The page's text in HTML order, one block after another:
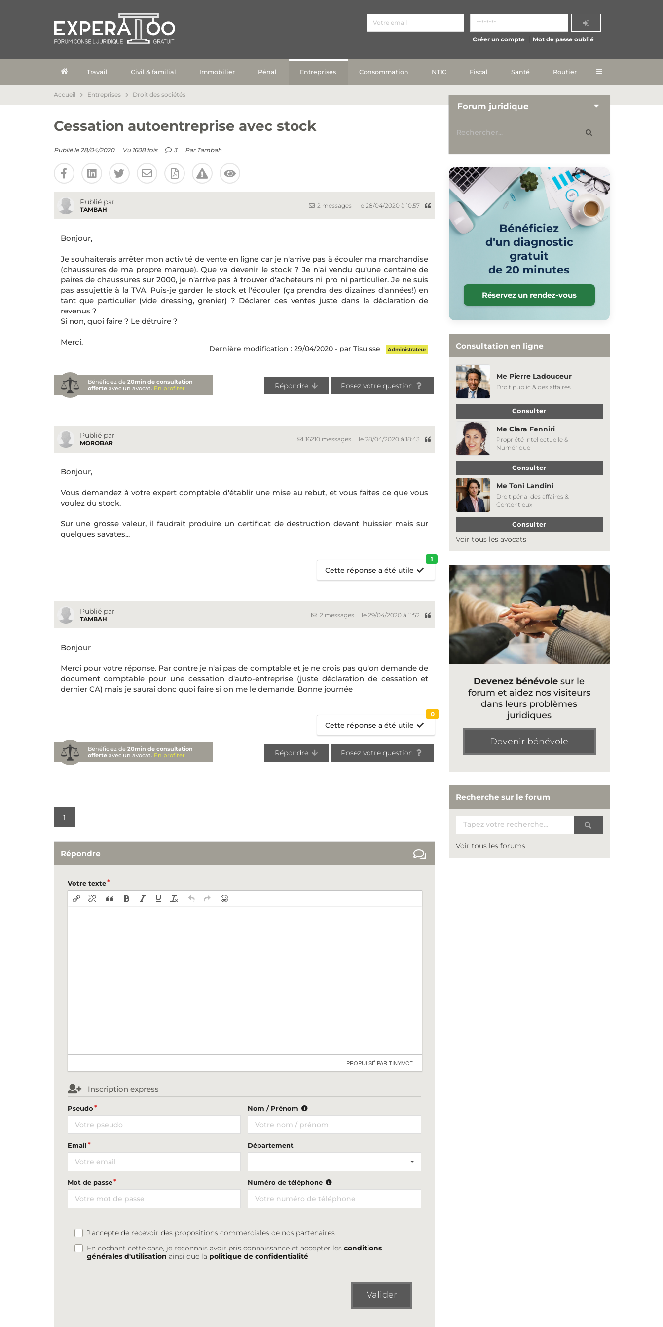
Créer un compte Mot de passe oublié
Travail Civil & familial Immobilier Pénal Entreprises Consommation NTIC Fiscal Santé Routier
Accueil Entreprises Droit des sociétés
Cessation autoentreprise avec stock
Publié le 28/04/2020 Vu 1608 fois 3 Par Tambah
Publié par
TAMBAH
2 messages le 28/04/2020 à 10:57
Bonjour,
Je souhaiterais arrêter mon activité de vente en ligne car je n'arrive pas à écouler ma marchandise
(chaussures de ma propre marque). Que va devenir le stock ? Je n'ai vendu qu'une centaine de
paires de chaussures sur 2000, je n'arrive pas à trouver d'acheteurs ni pro ni particulier. Je ne suis
pas assujettie à la TVA. Puis-je garder le stock et l'écouler (ça prendra des dizaines d'années!) en
tant que particulier (vide dressing, grenier) ? Déclarer ces ventes juste dans la déclaration de
revenus ?
Si non, quoi faire ? Le détruire ?
Merci.
Dernière modification : 29/04/2020 - par Tisuisse Administrateur
Bénéficiez de20min de consultation
offerte avec un avocat. En profiter Répondre Posez votre question
Publié par
MOROBAR
16210 messages le 28/04/2020 à 18:43
Bonjour,
Vous demandez à votre expert comptable d'établir une mise au rebut, et vous faites ce que vous
voulez du stock.
Sur une grosse valeur, il faudrait produire un certificat de destruction devant huissier mais sur
quelques savates...
Cette réponse a été utile
1
Publié par
TAMBAH
2 messages le 29/04/2020 à 11:52
Bonjour
Merci pour votre réponse. Par contre je n'ai pas de comptable et je ne crois pas qu'on demande de
document comptable pour une cessation d'auto-entreprise (juste déclaration de cessation et
dernier CA) mais je saurai donc quoi faire si on me le demande. Bonne journée
Cette réponse a été utile
0
Bénéficiez de20min de consultation
offerte avec un avocat. En profiter Répondre Posez votre question
1
Répondre
Votre texte
PROPULSÉ PAR TINYMCE
Inscription express
Pseudo Nom / Prénom
Email Département
Mot de passe Numéro de téléphone
J'accepte de recevoir des propositions commerciales de nos partenaires
En cochant cette case, je reconnais avoir pris connaissance et accepter lesconditions
générales d'utilisation ainsi que la politique de confidentialité
Valider
Forum juridique
Bénéficiez
d'un diagnostic
gratuit
de 20 minutes
Réservez un rendez-vous
Consultation en ligne
Me Pierre Ladouceur
Droit public & des affaires
Consulter
Me Clara Fenniri
Propriété intellectuelle &
Numérique
Consulter
Me Toni Landini
Droit pénal des affaires &
Contentieux
Consulter
Voir tous les avocats
Devenez bénévole sur le
forum et aidez nos visiteurs
dans leurs problèmes
juridiques
Devenir bénévole
Recherche sur le forum
Voir tous les forums